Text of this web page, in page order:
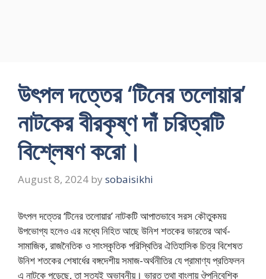
উৎপল দত্তের ‘টিনের তলোয়ার’
নাটকের বীরকৃষ্ণ দাঁ চরিত্রটি
বিশ্লেষণ করো।
August 8, 2024 by sobaisikhi
উৎপল দত্তের ‘টিনের তলোয়ার’ নাটকটি আপাতভাবে সরস কৌতুকময়
উপভোগ্য হলেও এর মধ্যে নিহিত আছে উনিশ শতকের ভারতের আর্থ-
সামাজিক, রাজনৈতিক ও সাংস্কৃতিক পরিস্থিতির ঐতিহাসিক চিত্র বিশেষত
উনিশ শতকের শেষার্ধের বঙ্গদেশীয় সমাজ-অর্থনীতির যে প্রামাণ্য প্রতিফলন
এ নাটকে পড়েছে, তা সত্যই অভাবনীয়। ভারত তথা বাংলায় ঔপনিবেশিক